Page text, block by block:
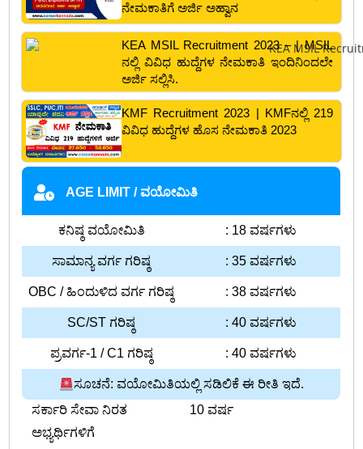
ನೇಮಕಾತಿಗೆ ಅರ್ಜಿ ಅಹ್ವಾನ
KEA MSIL Recruitment 2023 – | MSIL
ನಲ್ಲಿ ವಿವಿಧ ಹುದ್ದೆಗಳ ನೇಮಕಾತಿ ಇಂದಿನಿಂದಲೇ
ಅರ್ಜಿ ಸಲ್ಲಿಸಿ.
KMF Recruitment 2023 | KMFನಲ್ಲಿ 219
ವಿವಿಧ ಹುದ್ದೆಗಳ ಹೊಸ ನೇಮಕಾತಿ 2023
AGE LIMIT / ವಯೋಮಿತಿ
ಕನಿಷ್ಠ ವಯೋಮಿತಿ : 18 ವರ್ಷಗಳು
ಸಾಮಾನ್ಯ ವರ್ಗ ಗರಿಷ್ಠ : 35 ವರ್ಷಗಳು
OBC / ಹಿಂದುಳಿದ ವರ್ಗ ಗರಿಷ್ಠ : 38 ವರ್ಷಗಳು
SC/ST ಗರಿಷ್ಠ : 40 ವರ್ಷಗಳು
ಪ್ರವರ್ಗ-1 / C1 ಗರಿಷ್ಠ : 40 ವರ್ಷಗಳು
ಸೂಚನೆ: ವಯೋಮಿತಿಯಲ್ಲಿ ಸಡಿಲಿಕೆ ಈ ರೀತಿ ಇದೆ.
ಸರ್ಕಾರಿ ಸೇವಾ ನಿರತ
ಅಭ್ಯರ್ಥಿಗಳಿಗೆ
10 ವರ್ಷ